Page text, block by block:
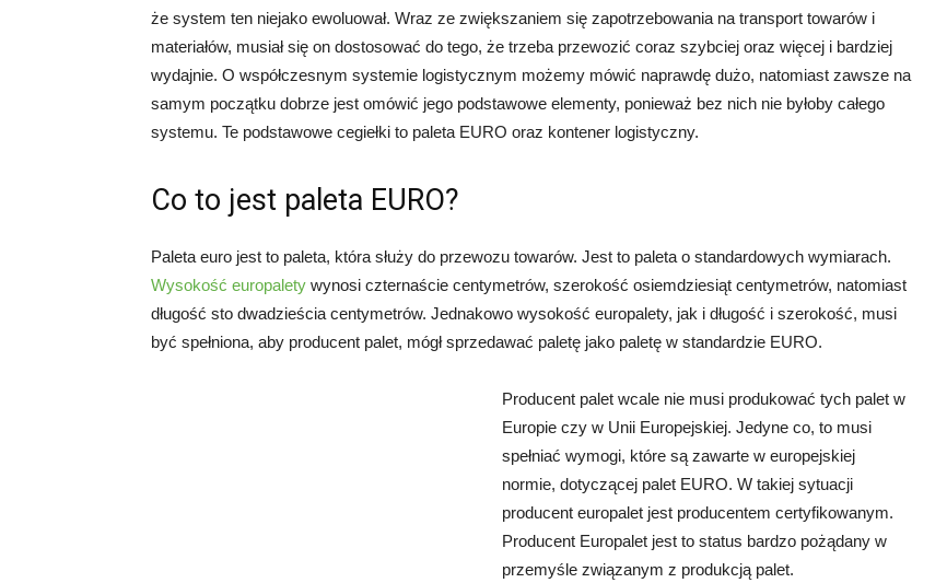
że system ten niejako ewoluował. Wraz ze zwiększaniem się zapotrzebowania na transport towarów i
materiałów, musiał się on dostosować do tego, że trzeba przewozić coraz szybciej oraz więcej i bardziej
wydajnie. O współczesnym systemie logistycznym możemy mówić naprawdę dużo, natomiast zawsze na
samym początku dobrze jest omówić jego podstawowe elementy, ponieważ bez nich nie byłoby całego
systemu. Te podstawowe cegiełki to paleta EURO oraz kontener logistyczny.
Co to jest paleta EURO?
Paleta euro jest to paleta, która służy do przewozu towarów. Jest to paleta o standardowych wymiarach.
Wysokość europalety wynosi czternaście centymetrów, szerokość osiemdziesiąt centymetrów, natomiast
długość sto dwadzieścia centymetrów. Jednakowo wysokość europalety, jak i długość i szerokość, musi
być spełniona, aby producent palet, mógł sprzedawać paletę jako paletę w standardzie EURO.
Producent palet wcale nie musi produkować tych palet w
Europie czy w Unii Europejskiej. Jedyne co, to musi
spełniać wymogi, które są zawarte w europejskiej
normie, dotyczącej palet EURO. W takiej sytuacji
producent europalet jest producentem certyfikowanym.
Producent Europalet jest to status bardzo pożądany w
przemyśle związanym z produkcją palet.